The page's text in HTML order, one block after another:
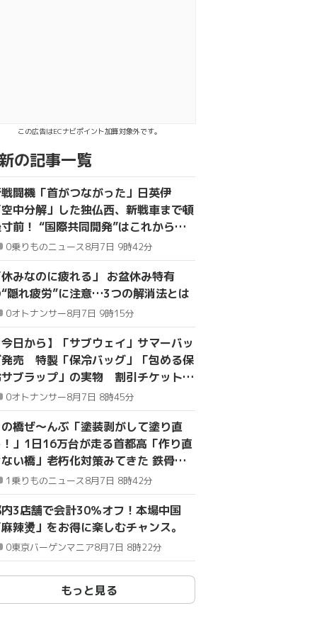
この広告はECナビポイント加算対象外です。
の記事一覧
闘機「首がつながった」日英伊
中分解」した独仏西、新戦車まで頓
前！ “国際共同開発”はこれからど
る？
0乗りものニュース8月7日 9時42分
みなのに疲れる」 お盆休み特有
隠れ疲労”に注意…3つの解消法とは
0オトナンサー8月7日 9時15分
日から】「サブウェイ」サマーバッ
売 特製「保冷バッグ」「包める保
ブラップ」の実物 割引チケット
円封入
0オトナンサー8月7日 8時45分
橋ぜ～んぶ「塗装剥がして塗り直
」1日16万台が走る首都高「作り直
い橋」老朽化対策みてきた 鉄骨
本 現場はまるで巨大ジャングルジ
1 乗りものニュース8月7日 8時42分
3店舗で会計30％オフ！本場中国
辣燙」をお得に楽しむチャンス。
0東京バーゲンマニア8月7日 8時22分
もっと見る